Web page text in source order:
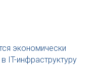
экономически
IT-инфраструктуру